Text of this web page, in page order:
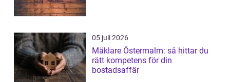
05 juli 2026
Mäklare Östermalm: så hittar du
rätt kompetens för din
bostadsaffär